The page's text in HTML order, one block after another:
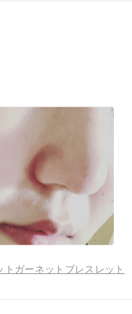
ガーネットブレスレット